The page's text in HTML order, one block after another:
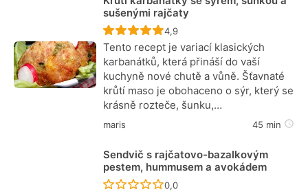
sušenými rajčaty
Recept ještě nebyl hodnocen
4,9
Tento recept je variací klasických
karbanátků, která přináší do vaší
kuchyně nové chutě a vůně. Šťavnaté
krůtí maso je obohaceno o sýr, který se
krásně rozteče, šunku,…
maris 45 min
Sendvič s rajčatovo-bazalkovým
pestem, hummusem a avokádem
Recept ještě nebyl hodnocen
0,0